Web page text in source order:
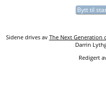
Bytt til
Sidene drives av The Next Generation
Darrin
Redigert